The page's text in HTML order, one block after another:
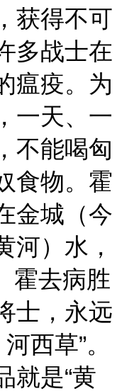
获得不可
多战士在
瘟疫。为
一天、一
不能喝匈
食物。霍
金城（今
河）水，
霍去病胜
士，永远
西草”。
就是“黄